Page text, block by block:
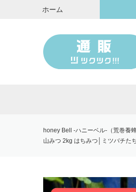
ホーム
honey Bell -ハニーベル-（荒巻養
山みつ 2kg はちみつ│ミツバチた